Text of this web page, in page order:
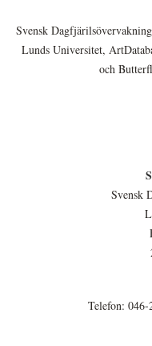
Svensk
Lunds Universitet,
och
Svensk
Telefon: 046-